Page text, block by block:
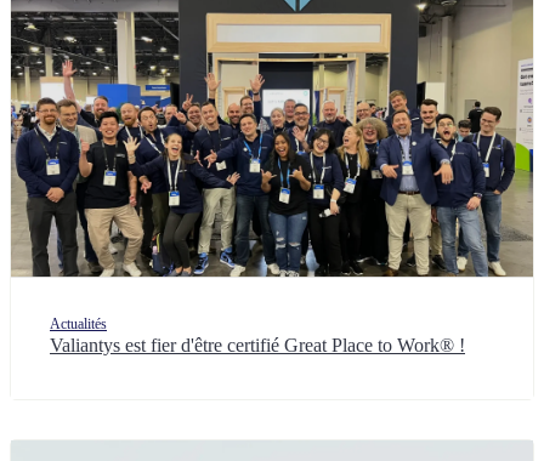
Actualités
Valiantys est fier d'être certifié Great Place to Work® !